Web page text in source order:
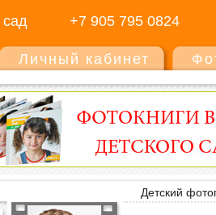
сад +7 905 795 0824
Личный кабинет
Детский